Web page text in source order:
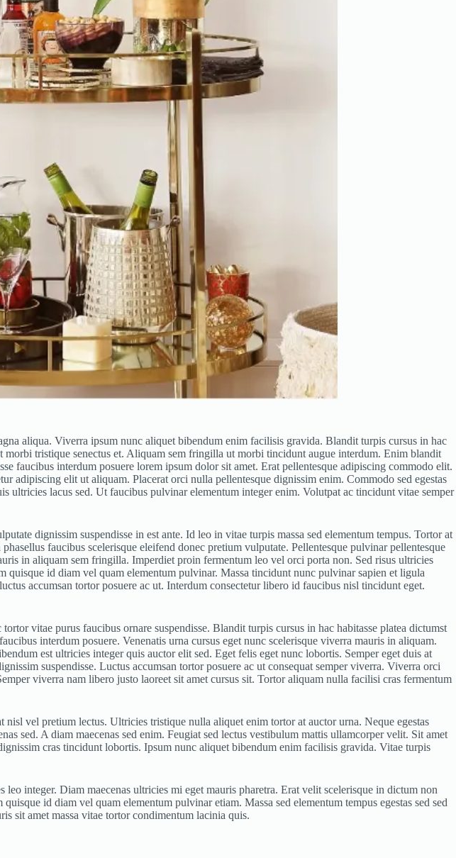
aliqua. Viverra ipsum nunc aliquet bibendum enim facilisis gravida. Blandit turpis cursus in hac
tristique senectus et. Aliquam sem fringilla ut morbi tincidunt augue interdum. Enim blandit
faucibus interdum posuere lorem ipsum dolor sit amet. Erat pellentesque adipiscing commodo elit.
adipiscing elit ut aliquam. Placerat orci nulla pellentesque dignissim enim. Commodo sed egestas
ultricies lacus sed. Ut faucibus pulvinar elementum integer enim. Volutpat ac tincidunt vitae semper
dignissim suspendisse in est ante. Id leo in vitae turpis massa sed elementum tempus. Tortor at
faucibus scelerisque eleifend donec pretium vulputate. Pellentesque pulvinar pellentesque
in aliquam sem fringilla. Imperdiet proin fermentum leo vel orci porta non. Sed risus ultricies
id diam vel quam elementum pulvinar. Massa tincidunt nunc pulvinar sapien et ligula
accumsan tortor posuere ac ut. Interdum consectetur libero id faucibus nisl tincidunt eget.
vitae purus faucibus ornare suspendisse. Blandit turpis cursus in hac habitasse platea dictumst
interdum posuere. Venenatis urna cursus eget nunc scelerisque viverra mauris in aliquam.
est ultricies integer quis auctor elit sed. Eget felis eget nunc lobortis. Semper eget duis at
suspendisse. Luctus accumsan tortor posuere ac ut consequat semper viverra. Viverra orci
viverra nam libero justo laoreet sit amet cursus sit. Tortor aliquam nulla facilisi cras fermentum
vel pretium lectus. Ultricies tristique nulla aliquet enim tortor at auctor urna. Neque egestas
sed. A diam maecenas sed enim. Feugiat sed lectus vestibulum mattis ullamcorper velit. Sit amet
cras tincidunt lobortis. Ipsum nunc aliquet bibendum enim facilisis gravida. Vitae turpis
integer. Diam maecenas ultricies mi eget mauris pharetra. Erat velit scelerisque in dictum non
id diam vel quam elementum pulvinar etiam. Massa sed elementum tempus egestas sed sed
sit amet massa vitae tortor condimentum lacinia quis.